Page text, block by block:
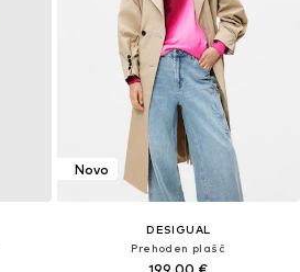
Novo
DESIGUAL
Prehoden plašč